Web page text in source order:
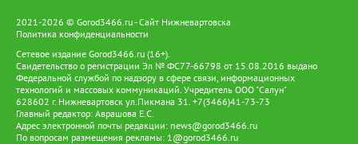
2021-2026 © Gorod3466.ru - Сайт Нижневартовска
Политика конфиденциальности
Сетевое издание Gorod3466.ru (16+).
Свидетельство о регистрации Эл № ФС77-66798 от 15.08.2016 выдано
Федеральной службой по надзору в сфере связи, информационных
технологий и массовых коммуникаций. Учредитель ООО "Салун"
628602 г. Нижневартовск ул.Пикмана 31. +7(3466)41-73-73
Главный редактор: Аврашова Е.С.
Адрес электронной почты редакции: news@gorod3466.ru
По вопросам размещения рекламы: 1@gorod3466.ru